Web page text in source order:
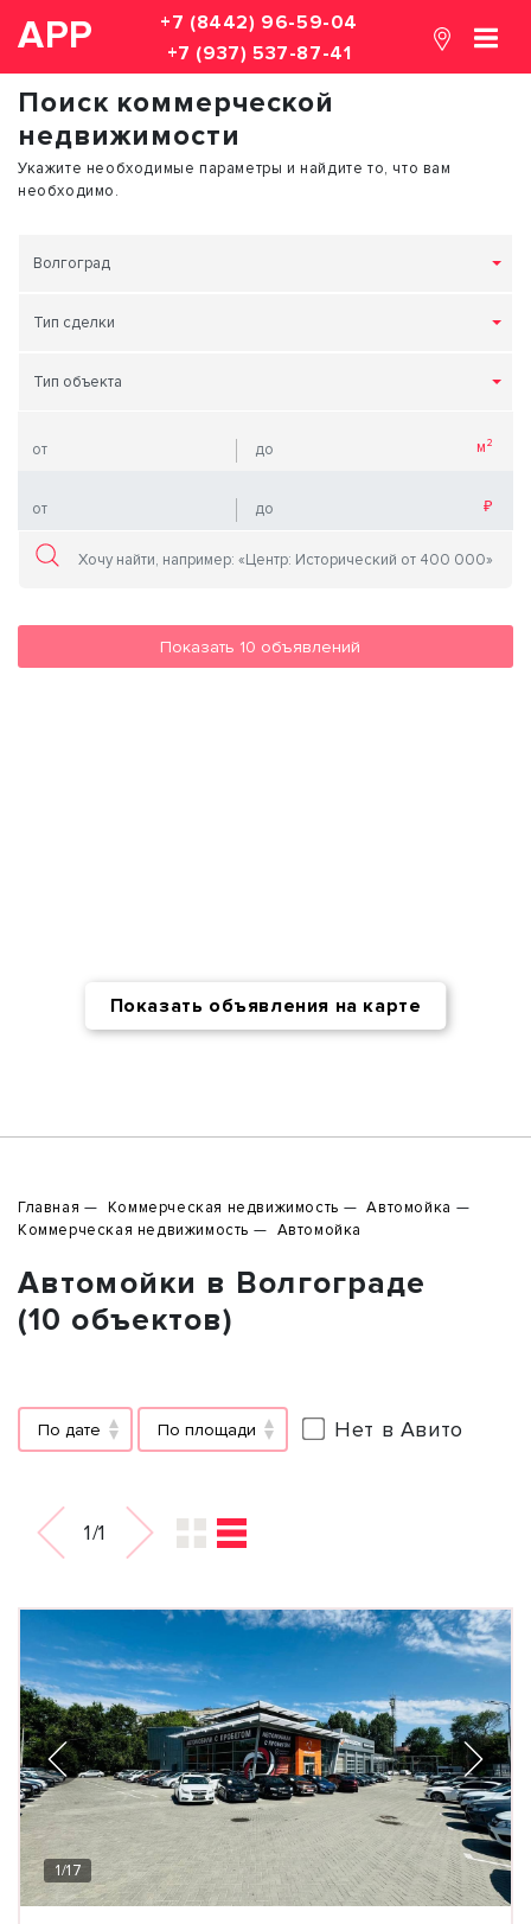
АРР
+7 (8442) 96-59-04
+7 (937) 537-87-41
Поиск коммерческой
недвижимости
Укажите необходимые параметры и найдите то, что вам
необходимо.
Волгоград
Тип сделки
Тип объекта
Показать 10 объявлений
Показать объявления на карте
Главная Коммерческая недвижимость
Автомойка
Коммерческая недвижимость
Автомойка
Автомойки в Волгограде
(10 объектов)
По дате По площади Нет в Авито
1/1
1/17